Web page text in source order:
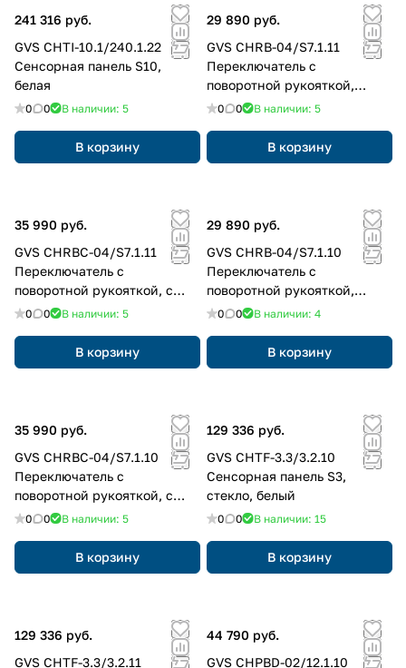
241 316 руб.
GVS CHTI-10.1/240.1.22
Сенсорная панель S10,
белая
0 0 В наличии: 5
В корзину
29 890 руб.
GVS CHRB-04/S7.1.11
Переключатель с
поворотной рукояткой,
чёрный
0 0 В наличии: 5
В корзину
35 990 руб.
GVS CHRBC-04/S7.1.11
Переключатель с
поворотной рукояткой, с
камерой, чёрный
0 0 В наличии: 5
В корзину
29 890 руб.
GVS CHRB-04/S7.1.10
Переключатель с
поворотной рукояткой,
белый
0 0 В наличии: 4
В корзину
35 990 руб.
GVS CHRBC-04/S7.1.10
Переключатель с
поворотной рукояткой, с
камерой, белый
0 0 В наличии: 5
В корзину
129 336 руб.
GVS CHTF-3.3/3.2.10
Сенсорная панель S3,
стекло, белый
0 0 В наличии: 15
В корзину
129 336 руб.
GVS CHTF-3.3/3.2.11
44 790 руб.
GVS CHPBD-02/12.1.10